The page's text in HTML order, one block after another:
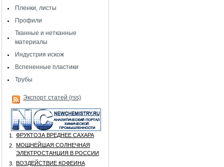
Пленки, листы
Профили
Тканные и нетканные
материалы
Индустрия искож
Вспененные пластики
Трубы
Экспорт статей (rss)
1.
ФРУКТОЗА ВРЕДНЕЕ САХАРА
2.
МОЩНЕЙШАЯ СОЛНЕЧНАЯ
ЭЛЕКТРОСТАНЦИЯ В РОССИИ
3.
ВОЗДЕЙСТВИЕ КОФЕИНА